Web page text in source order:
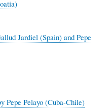
Jardiel (Spain) and Pepe
Pepe Pelayo (Cuba-Chile)